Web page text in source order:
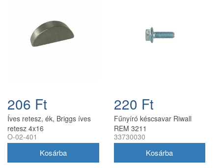
206 Ft
Íves retesz, ék, Briggs íves
retesz 4x16
O-02-401
220 Ft
Fűnyíró késcsavar Riwall
REM 3211
33730030